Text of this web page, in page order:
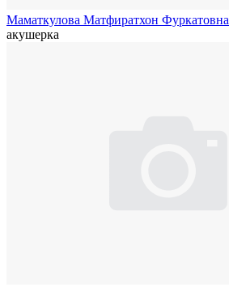
Маматкулова Матфиратхон Фуркатовна
акушерка